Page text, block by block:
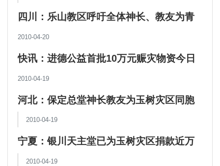
四川：乐山教区呼吁全体神长、教友为青
2010-04-20
快讯：进德公益首批10万元赈灾物资今日
2010-04-19
河北：保定总堂神长教友为玉树灾区同胞
祈祷
2010-04-19
宁夏：银川天主堂已为玉树灾区捐款近万
元
2010-04-19